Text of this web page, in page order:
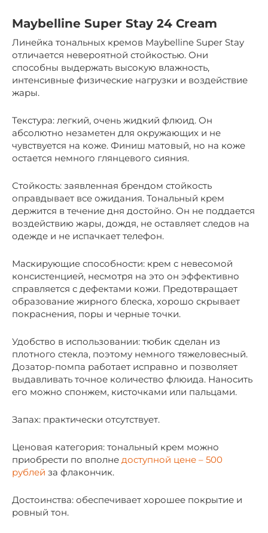
Maybelline Super Stay 24 Cream
Линейка тональных кремов Maybelline Super Stay
отличается невероятной стойкостью. Они
способны выдержать высокую влажность,
интенсивные физические нагрузки и воздействие
жары.
Текстура: легкий, очень жидкий флюид. Он
абсолютно незаметен для окружающих и не
чувствуется на коже. Финиш матовый, но на коже
остается немного глянцевого сияния.
Стойкость: заявленная брендом стойкость
оправдывает все ожидания. Тональный крем
держится в течение дня достойно. Он не поддается
воздействию жары, дождя, не оставляет следов на
одежде и не испачкает телефон.
Маскирующие способности: крем с невесомой
консистенцией, несмотря на это он эффективно
справляется с дефектами кожи. Предотвращает
образование жирного блеска, хорошо скрывает
покраснения, поры и черные точки.
Удобство в использовании: тюбик сделан из
плотного стекла, поэтому немного тяжеловесный.
Дозатор-помпа работает исправно и позволяет
выдавливать точное количество флюида. Наносить
его можно спонжем, кисточками или пальцами.
Запах: практически отсутствует.
Ценовая категория: тональный крем можно
приобрести по вполне доступной цене – 500
рублей за флакончик.
Достоинства: обеспечивает хорошее покрытие и
ровный тон.